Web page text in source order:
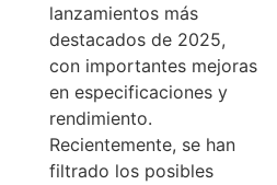
lanzamientos más
destacados de 2025,
con importantes mejoras
en especificaciones y
rendimiento.
Recientemente, se han
filtrado los posibles